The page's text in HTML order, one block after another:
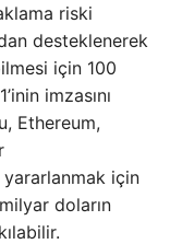
riski
desteklenerek
için 100
imzasını
Ethereum,
yararlanmak için
doların